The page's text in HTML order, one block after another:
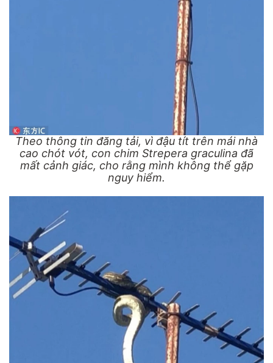
Theo thông tin đăng tải, vì đậu tít trên mái nhà
cao chót vót, con chim Strepera graculina đã
mất cảnh giác, cho rằng mình không thể gặp
nguy hiểm.